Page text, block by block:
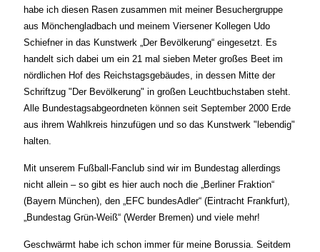
habe ich diesen Rasen zusammen mit meiner Besuchergruppe
aus Mönchengladbach und meinem Viersener Kollegen Udo
Schiefner in das Kunstwerk „Der Bevölkerung“ eingesetzt. Es
handelt sich dabei um ein 21 mal sieben Meter großes Beet im
nördlichen Hof des Reichstagsgebäudes, in dessen Mitte der
Schriftzug "Der Bevölkerung" in großen Leuchtbuchstaben steht.
Alle Bundestagsabgeordneten können seit September 2000 Erde
aus ihrem Wahlkreis hinzufügen und so das Kunstwerk "lebendig"
halten.
Mit unserem Fußball-Fanclub sind wir im Bundestag allerdings
nicht allein – so gibt es hier auch noch die „Berliner Fraktion“
(Bayern München), den „EFC bundesAdler“ (Eintracht Frankfurt),
„Bundestag Grün-Weiß“ (Werder Bremen) und viele mehr!
Geschwärmt habe ich schon immer für meine Borussia. Seitdem